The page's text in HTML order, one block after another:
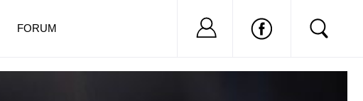
FORUM Nu ai cont?